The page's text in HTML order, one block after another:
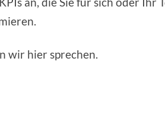
wir hier sprechen.